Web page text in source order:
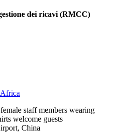
dei ricavi (RMCC)
China